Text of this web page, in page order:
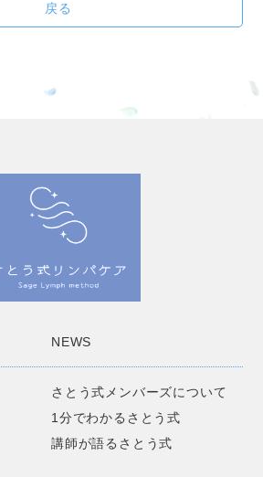
戻る
NEWS
さとう式メンバーズについて
1分でわかるさとう式
講師が語るさとう式